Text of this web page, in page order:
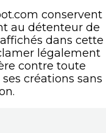
conservent
au détenteur de
dans cette
légalement
contre toute
créations sans